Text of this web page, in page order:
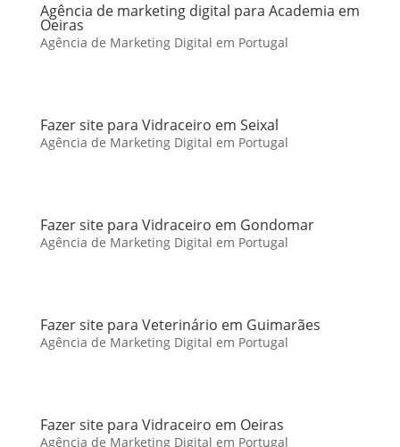
Agência de marketing digital para Academia em
Oeiras
Agência de Marketing Digital em Portugal
Fazer site para Vidraceiro em Seixal
Agência de Marketing Digital em Portugal
Fazer site para Vidraceiro em Gondomar
Agência de Marketing Digital em Portugal
Fazer site para Veterinário em Guimarães
Agência de Marketing Digital em Portugal
Fazer site para Vidraceiro em Oeiras
Agência de Marketing Digital em Portugal